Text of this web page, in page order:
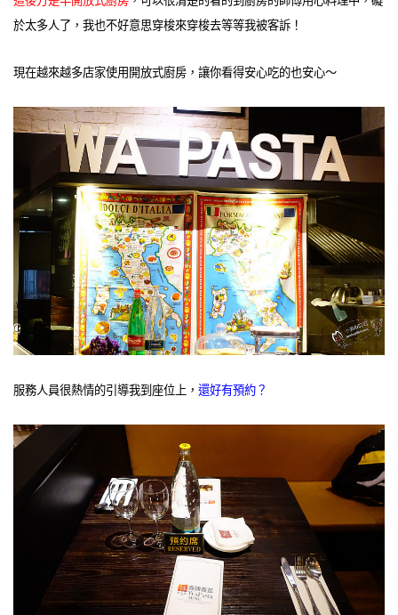
於太多人了，我也不好意思穿梭來穿梭去等等我被客訴！
現在越來越多店家使用開放式廚房，讓你看得安心吃的也安心～
服務人員很熱情的引導我到座位上， 還好有預約？